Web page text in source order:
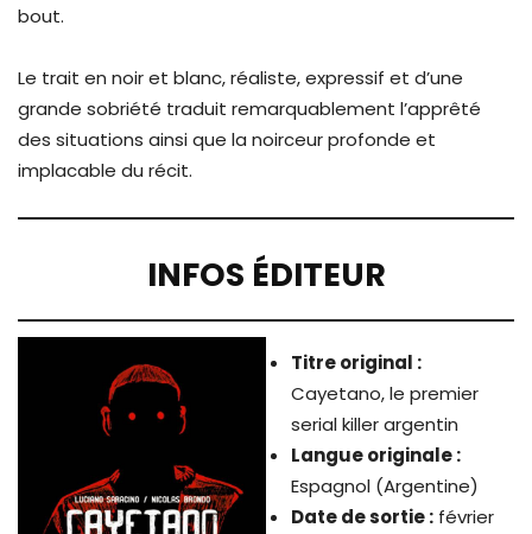
bout.
Le trait en noir et blanc, réaliste, expressif et d’une
grande sobriété traduit remarquablement l’apprêté
des situations ainsi que la noirceur profonde et
implacable du récit.
INFOS ÉDITEUR
Titre original :
Cayetano, le premier
serial killer argentin
Langue originale :
Espagnol (Argentine)
Date de sortie : février